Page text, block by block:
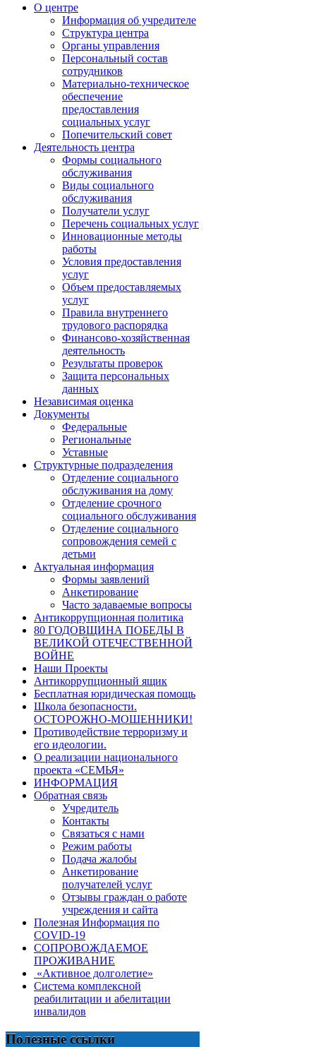
О центре
Информация об учредителе
Структура центра
Органы управления
Персональный состав
сотрудников
Материально-техническое
обеспечение
предоставления
социальных услуг
Попечительский совет
Деятельность центра
Формы социального
обслуживания
Виды социального
обслуживания
Получатели услуг
Перечень социальных услуг
Инновационные методы
работы
Условия предоставления
услуг
Объем предоставляемых
услуг
Правила внутреннего
трудового распорядка
Финансово-хозяйственная
деятельность
Результаты проверок
Защита персональных
данных
Независимая оценка
Документы
Федеральные
Региональные
Уставные
Структурные подразделения
Отделение социального
обслуживания на дому
Отделение срочного
социального обслуживания
Отделение социального
сопровождения семей с
детьми
Актуальная информация
Формы заявлений
Анкетирование
Часто задаваемые вопросы
Антикоррупционная политика
80 ГОДОВЩИНА ПОБЕДЫ В
ВЕЛИКОЙ ОТЕЧЕСТВЕННОЙ
ВОЙНЕ
Наши Проекты
Антикоррупционный ящик
Бесплатная юридическая помощь
Школа безопасности.
ОСТОРОЖНО-МОШЕННИКИ!
Противодействие терроризму и
его идеологии.
О реализации национального
проекта «СЕМЬЯ»
ИНФОРМАЦИЯ
Обратная связь
Учредитель
Контакты
Связаться с нами
Режим работы
Подача жалобы
Анкетирование
получателей услуг
Отзывы граждан о работе
учреждения и сайта
Полезная Информация по
COVID-19
СОПРОВОЖДАЕМОЕ
ПРОЖИВАНИЕ
«Активное долголетие»
Система комплексной
реабилитации и абелитации
инвалидов
Полезные ссылки